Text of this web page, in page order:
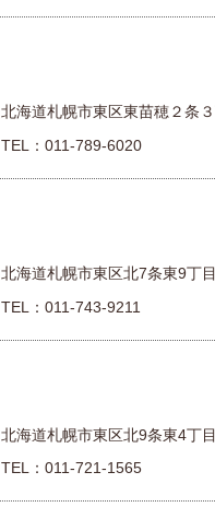
北海道札幌市東区東苗穂２条
TEL： 011-789-6020
北海道札幌市東区北7条東9丁
TEL： 011-743-9211
北海道札幌市東区北9条東4丁
TEL： 011-721-1565